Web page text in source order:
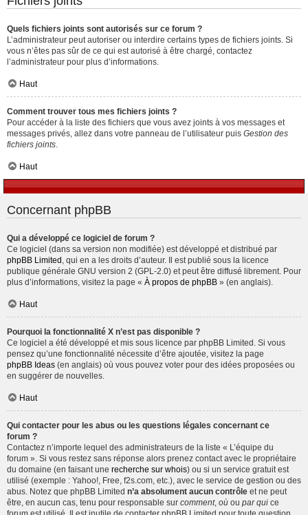
Quels fichiers joints sont autorisés sur ce forum ?
L’administrateur peut autoriser ou interdire certains types de fichiers joints. Si
vous n’êtes pas sûr de ce qui est autorisé à être chargé, contactez
l’administrateur pour plus d’informations.
Haut
Comment trouver tous mes fichiers joints ?
Pour accéder à la liste des fichiers que vous avez joints à vos messages et
messages privés, allez dans votre panneau de l’utilisateur puis Gestion des
fichiers joints
Haut
Concernant phpBB
Qui a développé ce logiciel de forum ?
Ce logiciel (dans sa version non modifiée) est développé et distribué par
phpBB Limited , qui en a les droits d’auteur. Il est publié sous la licence
publique générale GNU version 2 (GPL-2.0) et peut être diffusé librement. Pour
plus d’informations, visitez la page « À propos de phpBB » (en anglais).
Haut
Pourquoi la fonctionnalité X n’est pas disponible ?
Ce logiciel a été développé et mis sous licence par phpBB Limited. Si vous
pensez qu’une fonctionnalité nécessite d’être ajoutée, visitez la page
phpBB Ideas (en anglais) où vous pouvez voter pour des idées proposées ou
en suggérer de nouvelles.
Haut
Qui contacter pour les abus ou les questions légales concernant ce
forum ?
Contactez n’importe lequel des administrateurs de la liste « L’équipe du
forum ». Si vous restez sans réponse alors prenez contact avec le propriétaire
du domaine (en faisant une recherche sur whois) ou si un service gratuit est
utilisé (exemple : Yahoo!, Free, f2s.com, etc.), avec le service de gestion ou des
abus. Notez que phpBB Limited n’a absolument aucun contrôle et ne peut
être, en aucun cas, tenu pour responsable sur comment, où ou par qui ce